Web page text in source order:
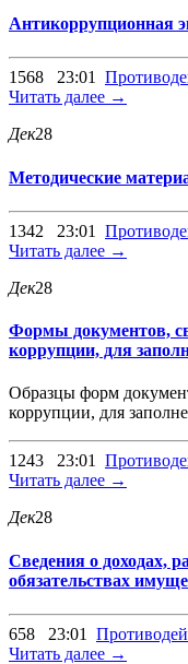
Антикоррупционная
1568 23:01
Читать далее →
Дек28
Методические
1342 23:01
Читать далее →
Дек28
Формы документов,
коррупции, для
Образцы форм
коррупции, для
1243 23:01
Читать далее →
Дек28
Сведения о доходах,
обязательствах
658 23:01
Читать далее →